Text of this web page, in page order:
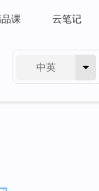
课 云笔记
中英